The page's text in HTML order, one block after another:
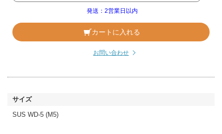
発送：2営業日以内
カートに入れる
お問い合わせ
SUS WD-5 (M5)